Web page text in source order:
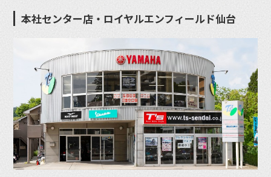
本社センター店・ロイヤルエンフィールド仙台